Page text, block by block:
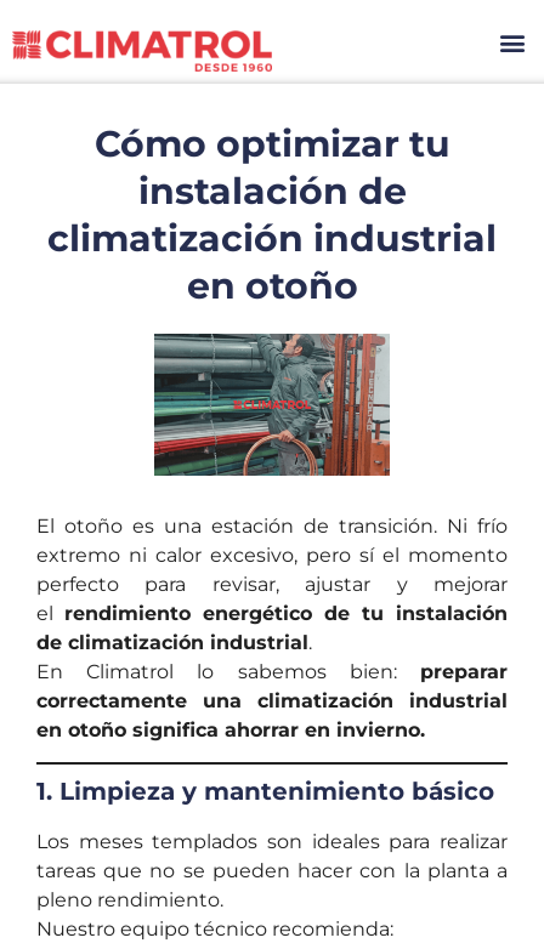
Cómo optimizar tu
instalación de
climatización industrial
en otoño
El otoño es una estación de transición. Ni frío
extremo ni calor excesivo, pero sí el momento
perfecto para revisar, ajustar y mejorar
el rendimiento energético de tu instalación
de climatización industrial.
En Climatrol lo sabemos bien: preparar
correctamente una climatización industrial
en otoño significa ahorrar en invierno.
1. Limpieza y mantenimiento básico
Los meses templados son ideales para realizar
tareas que no se pueden hacer con la planta a
pleno rendimiento.
Nuestro equipo técnico recomienda: